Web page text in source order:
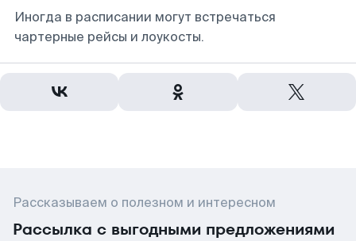
Иногда в расписании могут встречаться
чартерные рейсы и лоукосты.
Рассказываем о полезном и интересном
Рассылка с выгодными предложениями